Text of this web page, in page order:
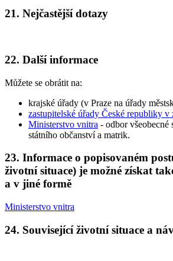
21. Nejčastější dotazy
22. Další informace
Můžete se obrátit na:
krajské úřady (v Praze na úřady
zastupitelské úřady České republiky v
Ministerstvo vnitra - odbor všeobecné
státního občanství a matrik.
23. Informace o popisovaném
životní situace) je možné získat
a v jiné formě
Ministerstvo vnitra
24. Související životní situace a